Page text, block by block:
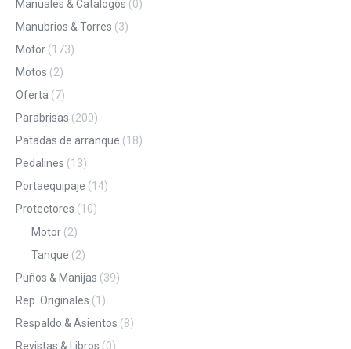
Manuales & Catalogos (0)
Manubrios & Torres (3)
Motor (173)
Motos (2)
Oferta (7)
Parabrisas (200)
Patadas de arranque (18)
Pedalines (13)
Portaequipaje (14)
Protectores (10)
Motor (2)
Tanque (2)
Puños & Manijas (39)
Rep. Originales (1)
Respaldo & Asientos (8)
Revistas & Libros (0)